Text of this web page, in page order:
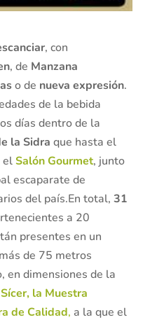
, con
, de Manzana
o de nueva expresión.
de la bebida
días dentro de la
la Sidra que hasta el
elSalón Gourmet, junto
escaparate de
del país.En total, 31
a 20
presentes en un
de 75 metros
en dimensiones de la
Sícer, la Muestra
de Calidad, a la que el